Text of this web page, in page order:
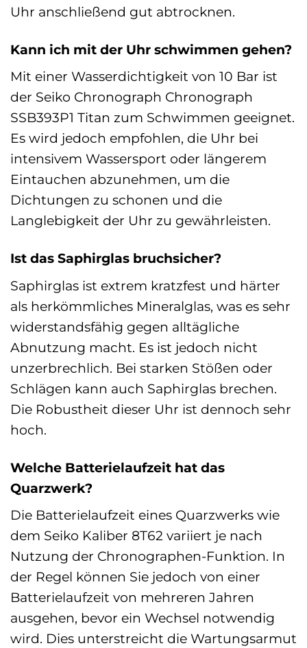
Uhr anschließend gut abtrocknen.
Kann ich mit der Uhr schwimmen gehen?
Mit einer Wasserdichtigkeit von 10 Bar ist
der Seiko Chronograph Chronograph
SSB393P1 Titan zum Schwimmen geeignet.
Es wird jedoch empfohlen, die Uhr bei
intensivem Wassersport oder längerem
Eintauchen abzunehmen, um die
Dichtungen zu schonen und die
Langlebigkeit der Uhr zu gewährleisten.
Ist das Saphirglas bruchsicher?
Saphirglas ist extrem kratzfest und härter
als herkömmliches Mineralglas, was es sehr
widerstandsfähig gegen alltägliche
Abnutzung macht. Es ist jedoch nicht
unzerbrechlich. Bei starken Stößen oder
Schlägen kann auch Saphirglas brechen.
Die Robustheit dieser Uhr ist dennoch sehr
hoch.
Welche Batterielaufzeit hat das
Quarzwerk?
Die Batterielaufzeit eines Quarzwerks wie
dem Seiko Kaliber 8T62 variiert je nach
Nutzung der Chronographen-Funktion. In
der Regel können Sie jedoch von einer
Batterielaufzeit von mehreren Jahren
ausgehen, bevor ein Wechsel notwendig
wird. Dies unterstreicht die Wartungsarmut